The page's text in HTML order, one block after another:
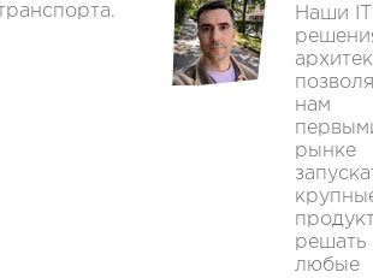
Наши IT
нам
рынке
решать
любые